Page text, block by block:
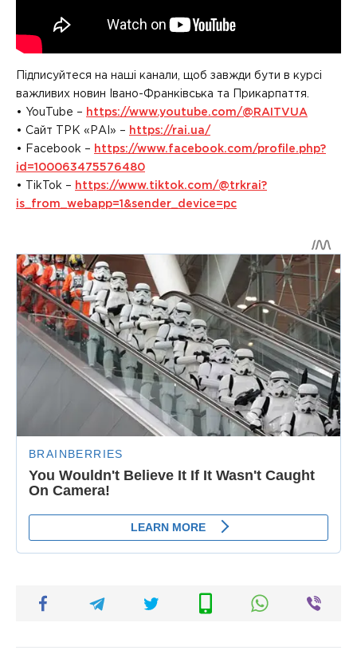
Підписуйтеся на наші канали, щоб завжди бути в курсі
важливих новин Івано-Франківська та Прикарпаття.
• YouTube – https://www.youtube.com/@RAITVUA
• Сайт ТРК «РАІ» – https://rai.ua/
• Facebook – https://www.facebook.com/profile.php?
id=100063475576480
• TikTok – https://www.tiktok.com/@trkrai?
is_from_webapp=1&sender_device=pc